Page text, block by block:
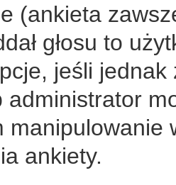
(ankieta
głosu to
jeśli jednak
administrator
ankiety.